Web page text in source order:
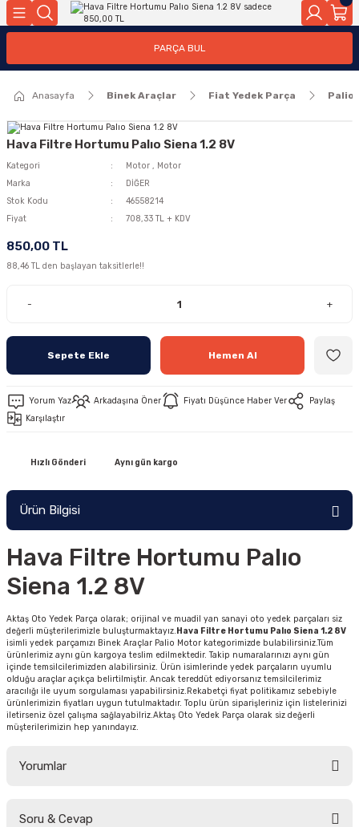
PARÇA BUL
Anasayfa Binek Araçlar Fiat Yedek Parça Palio
Hava Filtre Hortumu Palıo Siena 1.2 8V
Kategori Motor , Motor
Marka
DİĞER
Stok Kodu
46558214
Fiyat
708,33 TL + KDV
850,00 TL
88,46 TL den başlayan taksitlerle!!
- +
Sepete Ekle Hemen Al
Yorum Yaz Arkadaşına Öner Fiyatı Düşünce Haber Ver
Paylaş
Karşılaştır
Hızlı Gönderi Aynı gün kargo
Ürün Bilgisi
Hava Filtre Hortumu Palıo
Siena 1.2 8V
Aktaş Oto Yedek Parça olarak; orijinal ve muadil yan sanayi oto yedek parçaları siz
değerli müşterilerimizle buluşturmaktayız.Hava Filtre Hortumu Palıo Siena 1.2 8V
isimli yedek parçamızı Binek Araçlar Palio Motor kategorimizde bulabilirsiniz.Tüm
ürünlerimiz aynı gün kargoya teslim edilmektedir. Takip numaralarınızı aynı gün
içinde temsilcilerimizden alabilirsiniz. Ürün isimlerinde yedek parçaların uyumlu
olduğu araçlar açıkça belirtilmiştir. Ancak tereddüt ediyorsanız temsilcilerimiz
aracılığı ile uyum sorgulaması yapabilirsiniz.Rekabetçi fiyat politikamız sebebiyle
ürünlerimizin fiyatları uygun tutulmaktadır. Toplu ürün siparişleriniz için listelerinizi
iletirseniz özel çalışma sağlayabilriz.Aktaş Oto Yedek Parça olarak siz değerli
müşterilerimizin hep yanındayız.
Yorumlar
Soru & Cevap